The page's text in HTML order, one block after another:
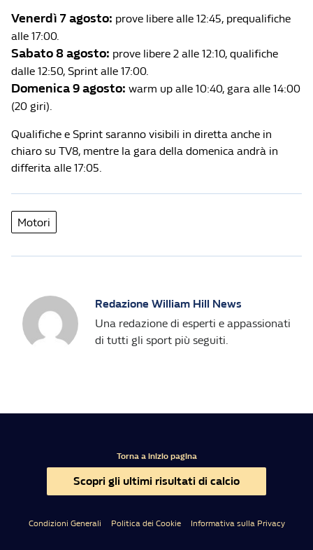
Venerdì 7 agosto: prove libere alle 12:45, prequalifiche
alle 17:00.
Sabato 8 agosto: prove libere 2 alle 12:10, qualifiche
dalle 12:50, Sprint alle 17:00.
Domenica 9 agosto: warm up alle 10:40, gara alle 14:00
(20 giri).
Qualifiche e Sprint saranno visibili in diretta anche in
chiaro su TV8, mentre la gara della domenica andrà in
differita alle 17:05.
Motori
Redazione William Hill News
Una redazione di esperti e appassionati
di tutti gli sport più seguiti.
Torna a inizio pagina
Scopri gli ultimi risultati di calcio
Condizioni Generali Politica dei Cookie Informativa sulla Privacy